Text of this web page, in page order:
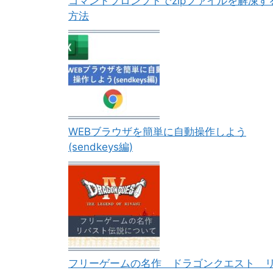
方法
WEBブラウザを簡単に自動操作しよう
(sendkeys編)
フリーゲームの名作 ドラゴンクエスト